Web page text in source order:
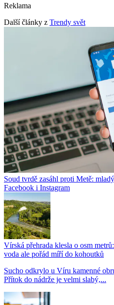
Reklama
Další články z Trendy svět
Soud tvrdě zasáhl proti Metě:
Facebook i Instagram
Vírská přehrada klesla o osm
voda ale pořád míří do kohoutků
Sucho odkrylo u Víru kamenné
Přítok do nádrže je velmi slabý,...